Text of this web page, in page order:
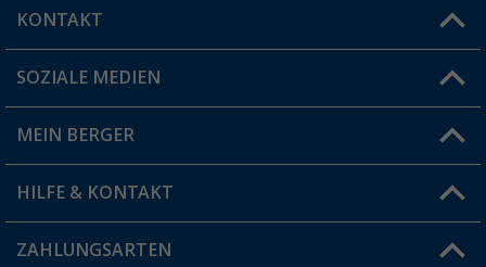
KONTAKT
Du hast eine Frage?
Filiale finden
SOZIALE MEDIEN
MEIN BERGER
Vorteilskarte
Blog
HILFE & KONTAKT
FAQ & Kontakt
ZAHLUNGSARTEN